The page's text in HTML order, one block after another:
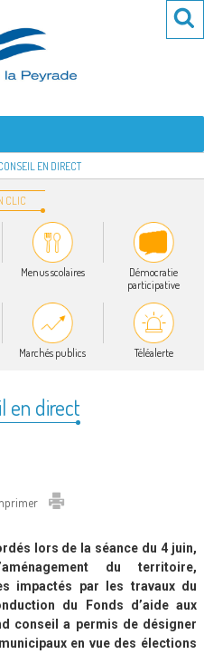
EN DIRECT
CLIC
Menus scolaires
Démocratie
participative
Marchés publics Téléalerte
en direct
lors de la séance du 4 juin,
du territoire,
impactés par les travaux du
du Fonds d’aide aux
conseil a permis de désigner
en vue des élections